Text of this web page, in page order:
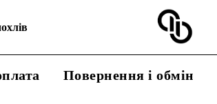
Повернення і обмін